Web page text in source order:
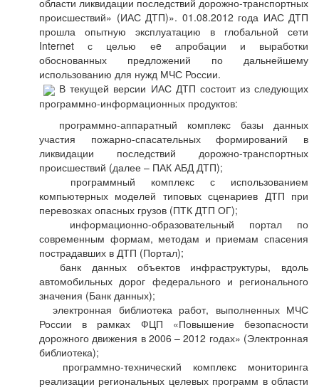
области ликвидации последствий дорожно-транспортных
происшествий» (ИАС ДТП)». 01.08.2012 года ИАС ДТП
прошла опытную эксплуатацию в глобальной сети
Internet с целью еe апробации и выработки
обоснованных предложений по дальнейшему
использованию для нужд МЧС России.
В текущей версии ИАС ДТП состоит из следующих
программно-информационных продуктов:
программно-аппаратный комплекс базы данных
участия пожарно-спасательных формирований в
ликвидации последствий дорожно-транспортных
происшествий (далее – ПАК АБД ДТП);
программный комплекс с использованием
компьютерных моделей типовых сценариев ДТП при
перевозках опасных грузов (ПТК ДТП ОГ);
информационно-образовательный портал по
современным формам, методам и приемам спасения
пострадавших в ДТП (Портал);
банк данных объектов инфраструктуры, вдоль
автомобильных дорог федерального и регионального
значения (Банк данных);
электронная библиотека работ, выполненных МЧС
России в рамках ФЦП «Повышение безопасности
дорожного движения в 2006 – 2012 годах» (Электронная
библиотека);
программно-технический комплекс мониторинга
реализации региональных целевых программ в области